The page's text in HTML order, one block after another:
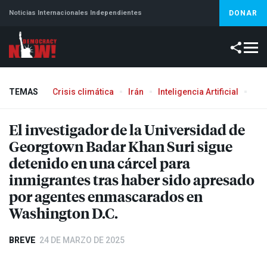
Noticias Internacionales Independientes DONAR
TEMAS Crisis climática Irán Inteligencia Artificial
El investigador de la Universidad de
Georgtown Badar Khan Suri sigue
detenido en una cárcel para
inmigrantes tras haber sido apresado
por agentes enmascarados en
Washington D.C.
BREVE 24 DE MARZO DE 2025